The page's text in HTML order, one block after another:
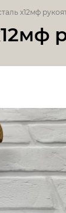
х12мф